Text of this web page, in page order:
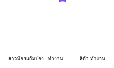
สาวน้อยแก้มป่อง : ทำงาน ลิต้า ทำงาน